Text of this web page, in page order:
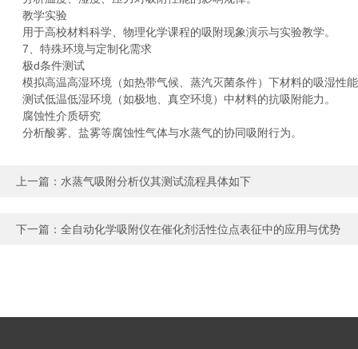
教学实验
用于高校材料科学、物理化学课程的吸附现象演示与实验教学。
7、特殊环境与定制化需求
极d条件测试
模拟高温高湿环境（如热带气候、蒸汽灭菌条件）下材料的吸湿性
测试低温低湿环境（如极地、真空环境）中材料的抗吸附能力。
腐蚀性介质研究
分析酸雾、盐雾等腐蚀性气体与水蒸气的协同吸附行为。
上一篇： 水蒸气吸附分析仪其测试流程具体如下
下一篇： 全自动化学吸附仪在催化剂活性位点表征中的应用与优势